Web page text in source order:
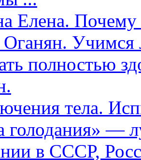
Елена.
Учимся
полностью
тела.
голодания» —
в СССР,